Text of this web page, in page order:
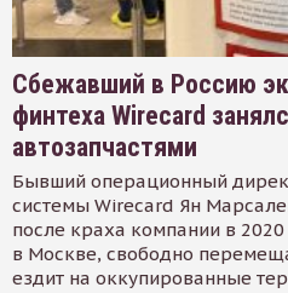
Сбежавший в Россию
финтеха Wirecard
автозапчастями
Бывший операционный
системы Wirecard Ян
после краха компании в 2020
в Москве, свободно
ездит на оккупированные